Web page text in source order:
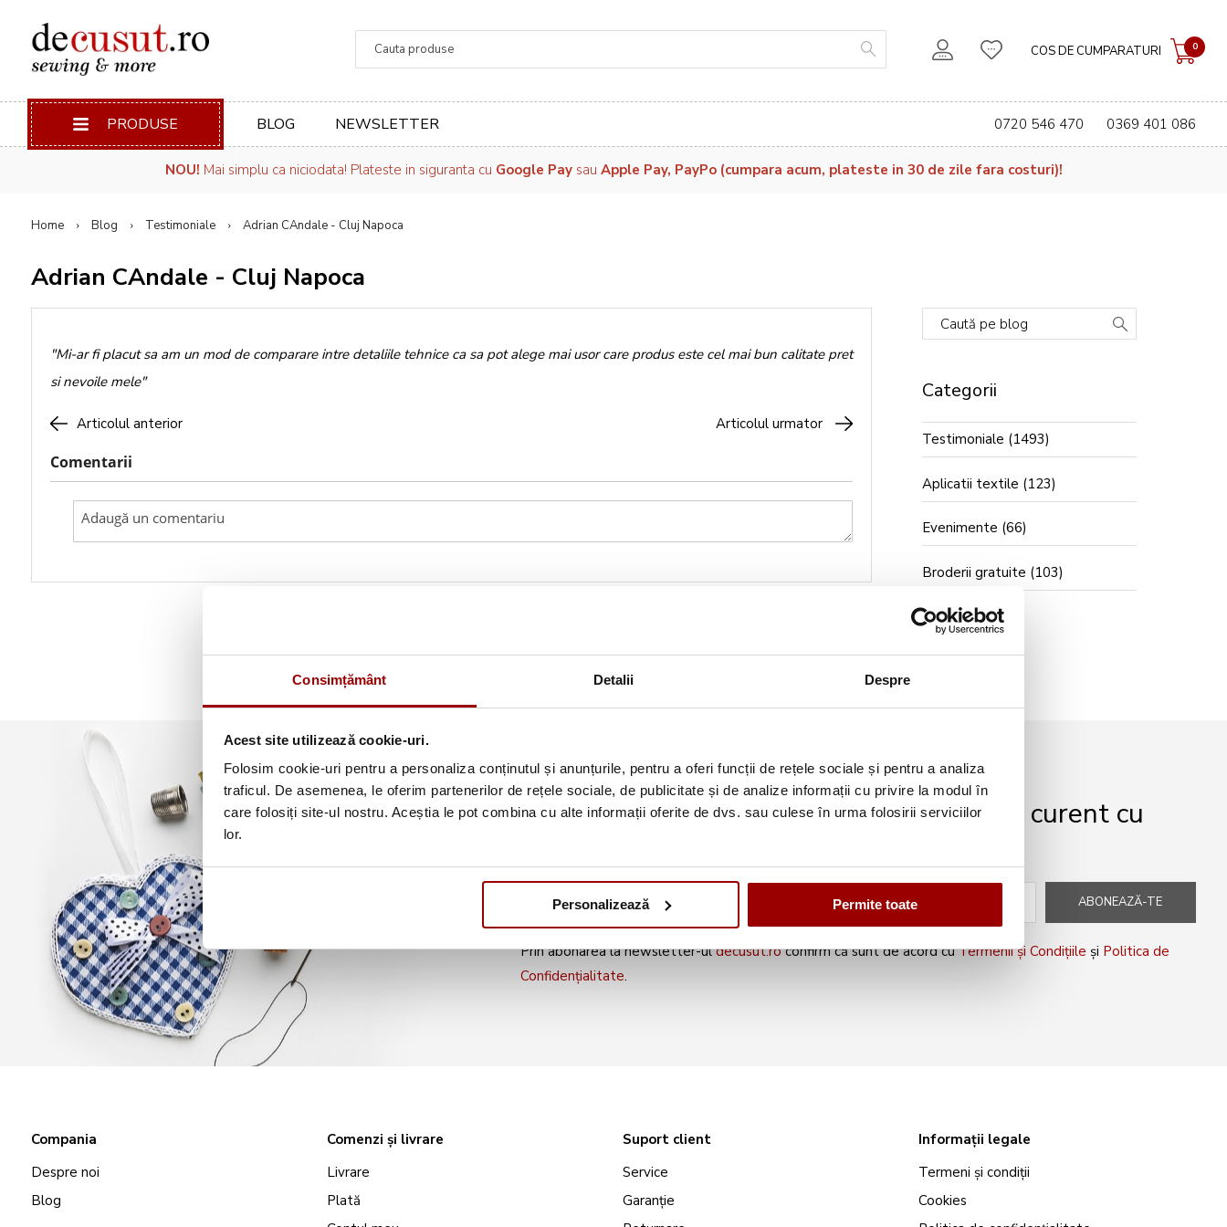
Consimțământ Detalii Despre
Acest site utilizează cookie-uri.
Folosim cookie-uri pentru a personaliza conținutul și anunțurile, pentru a oferi funcții de rețele sociale și pentru a analiza
traficul. De asemenea, le oferim partenerilor de rețele sociale, de publicitate și de analize informații cu privire la modul în
care folosiți site-ul nostru. Aceștia le pot combina cu alte informații oferite de dvs. sau culese în urma folosirii serviciilor
lor.
Personalizează Permite toate
COS DE CUMPARATURI 0
PRODUSE BLOG NEWSLETTER 0720 546 470 0369 401 086
NOU! Mai simplu ca niciodata! Plateste in siguranta cu Google Paysau Apple Pay, PayPo (cumpara acum, plateste in 30 de zile fara costuri)!
Home Blog Testimoniale Adrian CAndale - Cluj Napoca
Adrian CAndale - Cluj Napoca
"Mi-ar fi placut sa am un mod de comparare intre detaliile tehnice ca sa pot alege mai usor care produs este cel mai bun calitate pret
si nevoile mele"
Articolul anterior Articolul urmator
Comentarii
Caută pe blog
Categorii
Testimoniale (1493)
Aplicatii textile (123)
Evenimente (66)
Broderii gratuite (103)
Abonează-te la newsletter și fii mereu la curent cu
ABONEAZĂ-TE
Prin abonarea la newsletter-uldecusut.roconfirm că sunt de acord cuTermenii și Condițiile și Politica de
Confidențialitate.
Compania
Despre noi
Blog
Comenzi și livrare
Livrare
Plată
Suport client
Service
Garanție
Informații legale
Termeni și condiții
Cookies